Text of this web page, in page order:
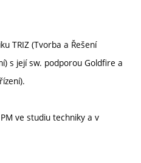
TRIZ (Tvorba a Řešení
s její sw. podporou Goldfire a
ve studiu techniky a v